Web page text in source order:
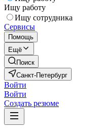
Ищу работу
Ищу сотрудника
Сервисы
Помощь
Ещё
Поиск
Санкт-Петербург
Войти
Войти
Создать резюме